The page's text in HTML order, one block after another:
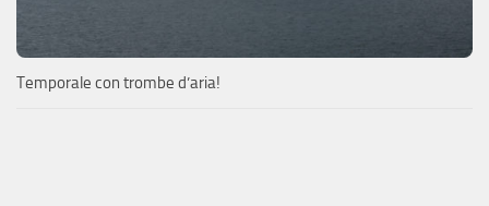
Temporale con trombe d’aria!